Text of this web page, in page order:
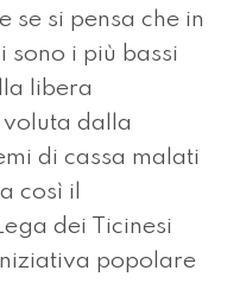
si pensa che in
sono i più bassi
libera
dalla
di cassa malati
così il
dei Ticinesi
popolare